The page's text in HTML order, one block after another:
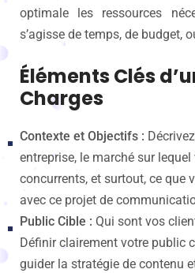
optimale les ressources
s’agisse de temps, de budget,
Éléments Clés
Charges
Contexte et Objectifs :
entreprise, le marché sur
concurrents, et surtout, ce que
avec ce projet de
Public Cible : Qui sont vos
Définir clairement votre public
guider la stratégie de contenu